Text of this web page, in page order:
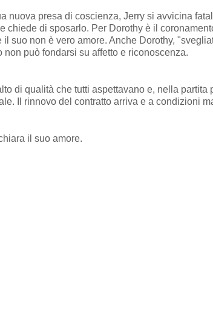
nuova presa di coscienza, Jerry si avvicina
chiede di sposarlo. Per Dorothy è il
suo non è vero amore. Anche Dorothy,
può fondarsi su affetto e riconoscenza.
di qualità che tutti aspettavano e, nella partita
Il rinnovo del contratto arriva e a condizioni
il suo amore.